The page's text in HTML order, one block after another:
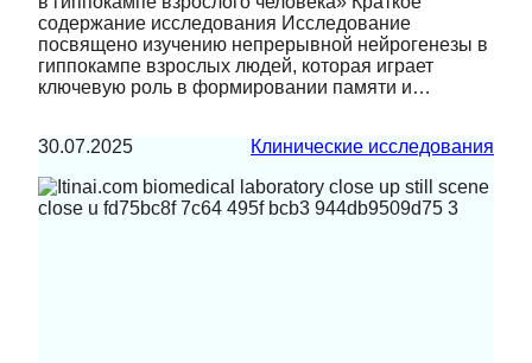
содержание исследования Исследование
посвящено изучению непрерывной нейрогенезы в
гиппокампе взрослых людей, которая играет
ключевую роль в формировании памяти и…
30.07.2025 Клинические исследования